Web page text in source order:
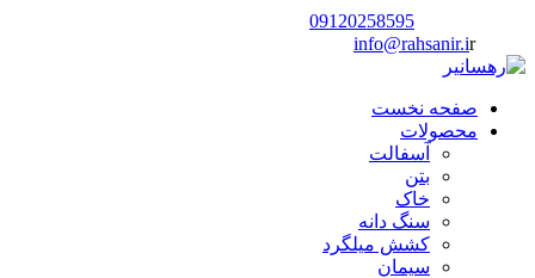
09120258595
info@rahsanir.ir
صفحه نخست
محصولات
آسفالت
بتن
خاک
سنگ دانه
کشش میلگرد
سیمان